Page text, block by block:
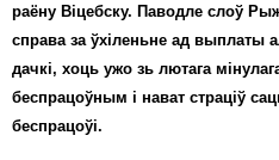
раёну Віцебску. Паводле слоў
справа за ўхіленьне ад выплаты
дачкі, хоць ужо зь лютага
беспрацоўным і нават страціў
беспрацоўі.
Правы дзіцяці
Пэнітэнцыярная сыстэма
Распальваньне варожасьці